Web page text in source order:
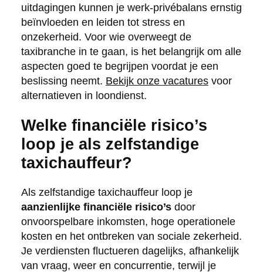
uitdagingen kunnen je werk-privébalans ernstig
beïnvloeden en leiden tot stress en
onzekerheid. Voor wie overweegt de
taxibranche in te gaan, is het belangrijk om alle
aspecten goed te begrijpen voordat je een
beslissing neemt. Bekijk onze vacaturesvoor
alternatieven in loondienst.
Welke financiële risico’s
loop je als zelfstandige
taxichauffeur?
Als zelfstandige taxichauffeur loop je
aanzienlijke financiële risico’sdoor
onvoorspelbare inkomsten, hoge operationele
kosten en het ontbreken van sociale zekerheid.
Je verdiensten fluctueren dagelijks, afhankelijk
van vraag, weer en concurrentie, terwijl je